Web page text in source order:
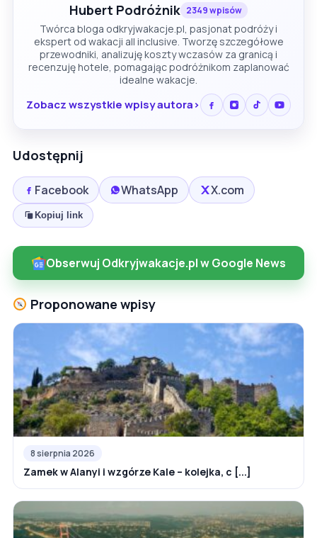
Hubert Podróżnik 2349 wpisów
Twórca bloga odkryjwakacje.pl, pasjonat podróży i
ekspert od wakacji all inclusive. Tworzę szczegółowe
przewodniki, analizuję koszty wczasów za granicą i
recenzuję hotele, pomagając podróżnikom zaplanować
idealne wakacje.
Zobacz wszystkie wpisy autora
Udostępnij
Facebook WhatsApp X.com
Kopiuj link
Obserwuj Odkryjwakacje.pl w Google News
Proponowane wpisy
8 sierpnia 2026
Zamek w Alanyi i wzgórze Kale – kolejka, c [...]